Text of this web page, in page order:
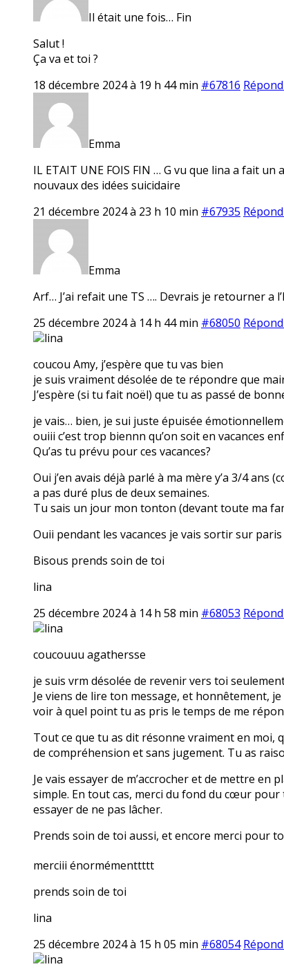
Il était une fois… Fin
Salut !
Ça va et toi ?
18 décembre 2024 à 19 h 44 min #67816
Emma
IL ETAIT UNE FOIS FIN … G vu que lina a fait
nouvaux des idées suicidaire
21 décembre 2024 à 23 h 10 min #67935
Emma
Arf… J’ai refait une TS …. Devrais je retourner a
25 décembre 2024 à 14 h 44 min #68050
lina
coucou Amy, j’espère que tu vas bien
je suis vraiment désolée de te répondre que
J’espère (si tu fait noël) que tu as passé de
je vais… bien, je sui juste épuisée
ouiii c’est trop biennn qu’on soit en vacances
Qu’as tu prévu pour ces vacances?
Oui j’en avais déjà parlé à ma mère y’a 3/4
a pas duré plus de deux semaines.
Tu sais un jour mon tonton (devant toute ma
Ouii pendant les vacances je vais sortir sur
Bisous prends soin de toi
lina
25 décembre 2024 à 14 h 58 min #68053
lina
coucouuu agathersse
je suis vrm désolée de revenir vers toi
Je viens de lire ton message, et honnêtement,
voir à quel point tu as pris le temps de me
Tout ce que tu as dit résonne vraiment en moi,
de compréhension et sans jugement. Tu as
Je vais essayer de m’accrocher et de mettre en
simple. En tout cas, merci du fond du cœur
essayer de ne pas lâcher.
Prends soin de toi aussi, et encore merci pour
merciii énormémenttttt
prends soin de toi
lina
25 décembre 2024 à 15 h 05 min #68054
lina